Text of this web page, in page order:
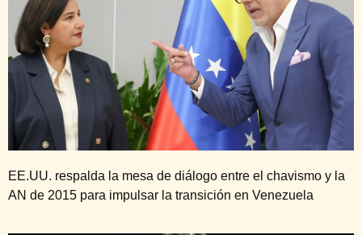
EE.UU. respalda la mesa de diálogo entre el chavismo y la
AN de 2015 para impulsar la transición en Venezuela